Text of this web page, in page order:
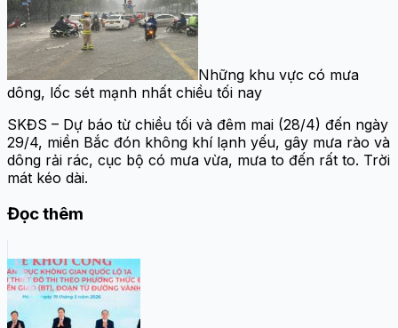
Những khu vực có mưa
dông, lốc sét mạnh nhất chiều tối nay
SKĐS – Dự báo từ chiều tối và đêm mai (28/4) đến ngày
29/4, miền Bắc đón không khí lạnh yếu, gây mưa rào và
dông rải rác, cục bộ có mưa vừa, mưa to đến rất to. Trời
mát kéo dài.
Đọc thêm